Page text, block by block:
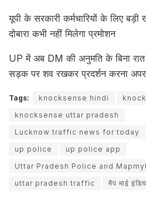
यूपी के सरकारी कर्मचारियों के लिए बड़ी
दोबारा कभी नहीं मिलेगा प्रमोशन
UP में अब DM की अनुमति के बिना रात
सड़क पर शव रखकर प्रदर्शन करना
Tags: knocksense hindi
knocksense uttar pradesh
Lucknow traffic news for today
up police
up police app
Uttar Pradesh Police and
uttar pradesh traffic
मैप माई